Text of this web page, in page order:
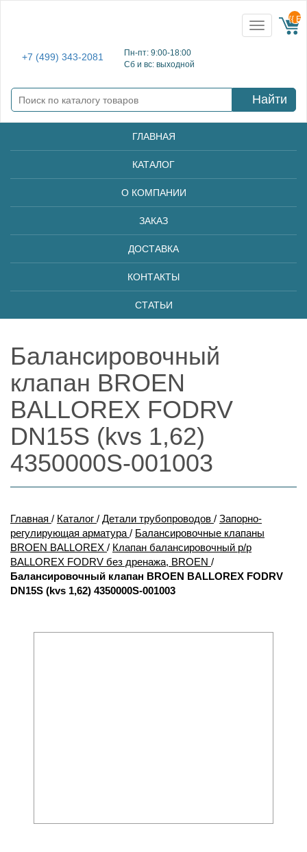
+7 (499) 343-2081
Пн-пт: 9:00-18:00
Сб и вс: выходной
Toggle
navigation
{{
Найти
ГЛАВНАЯ
КАТАЛОГ
О КОМПАНИИ
ЗАКАЗ
ДОСТАВКА
КОНТАКТЫ
СТАТЬИ
Балансировочный
клапан BROEN
BALLOREX FODRV
DN15S (kvs 1,62)
4350000S-001003
Главная / Каталог / Детали трубопроводов / Запорно-
регулирующая арматура / Балансировочные клапаны
BROEN BALLOREX / Клапан балансировочный р/р
BALLOREX FODRV без дренажа, BROEN /
Балансировочный клапан BROEN BALLOREX FODRV
DN15S (kvs 1,62) 4350000S-001003